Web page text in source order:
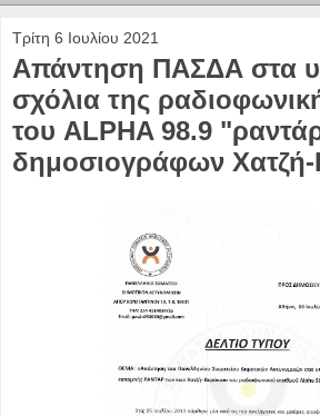
Τρίτη 6 Ιουλίου 2021
Απάντηση ΠΑΣΔΑ στα
σχόλια της
του ALPHA 98.9
δημοσιογράφων Χατζή-